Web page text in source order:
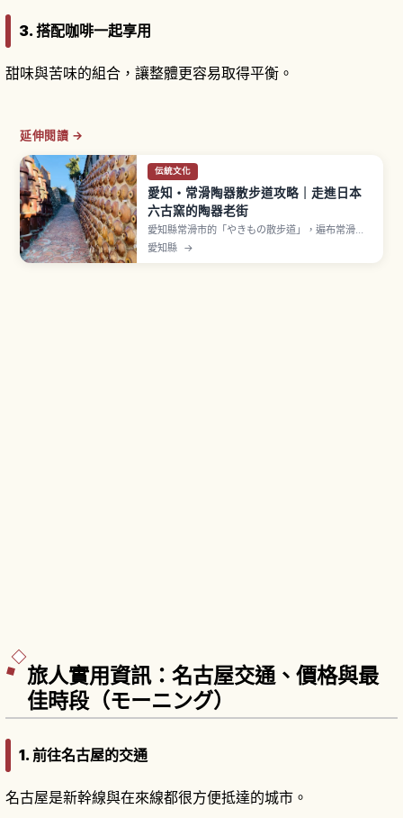
3. 搭配咖啡一起享用
甜味與苦味的組合，讓整體更容易取得平衡。
延伸閱讀 →
伝統文化
愛知・常滑陶器散步道攻略｜走進日本
六古窯的陶器老街
愛知縣常滑市的「やきもの散步道」，遍布常滑燒
工房、紅磚煙囪、陶管坡道與招財貓，是能感受日
本六古窯之一——常滑燒歷史與風情的散步路線。
愛知縣 →
旅人實用資訊：名古屋交通、價格與最
佳時段（モーニング）
1. 前往名古屋的交通
名古屋是新幹線與在來線都很方便抵達的城市。